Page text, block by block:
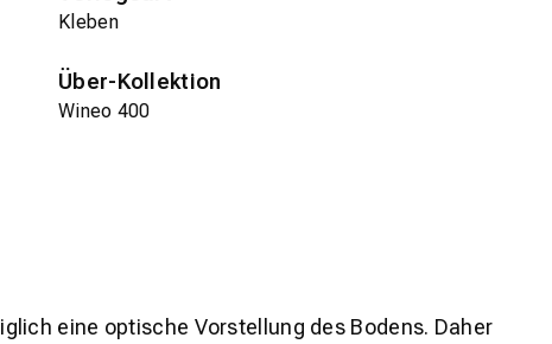
Kleben
Über-Kollektion
Wineo 400
eine optische Vorstellung des Bodens. Daher